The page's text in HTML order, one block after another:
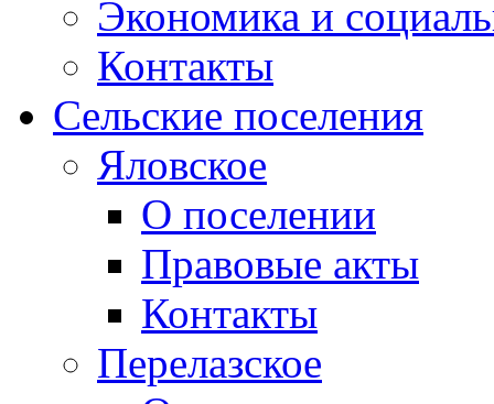
Экономика и
Контакты
Сельские поселения
Яловское
О поселении
Правовые акты
Контакты
Перелазское